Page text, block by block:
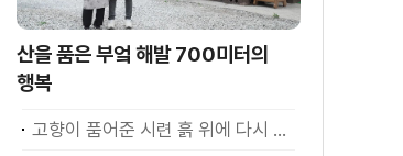
산을 품은 부엌 해발 700미터의
행복
고향이 품어준 시련 흙 위에 다시 서다